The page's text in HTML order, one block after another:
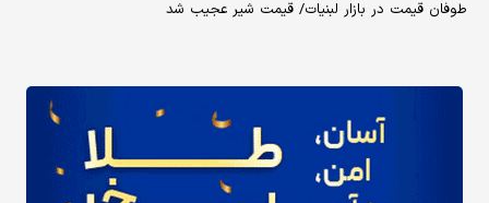
طوفان قیمت در بازار لبنیات/ قیمت شیر عجیب شد